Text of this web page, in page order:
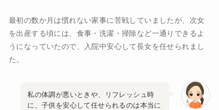
最初の数か月は慣れない家事に苦戦していましたが、次女
を出産する頃には、食事・洗濯・掃除など一通りできるよ
うになっていたので、入院中安心して長女を任せられまし
た。
私の体調が悪いときや、リフレッシュ時
に、子供を安心して任せられるのは本当に